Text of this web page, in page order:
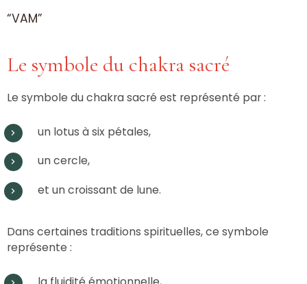
“VAM”
Le symbole du chakra sacré
Le symbole du chakra sacré est représenté par :
un lotus à six pétales,
un cercle,
et un croissant de lune.
Dans certaines traditions spirituelles, ce symbole
représente :